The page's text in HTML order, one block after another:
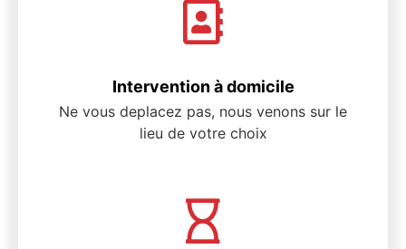
Intervention à domicile
Ne vous deplacez pas, nous venons sur le
lieu de votre choix